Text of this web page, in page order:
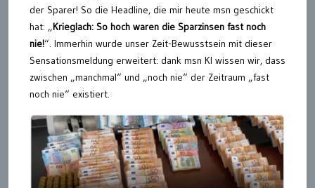
der Sparer! So die Headline, die mir heute msn geschickt
hat: „Krieglach: So hoch waren die Sparzinsen fast noch
nie!“. Immerhin wurde unser Zeit-Bewusstsein mit dieser
Sensationsmeldung erweitert: dank msn KI wissen wir, dass
zwischen „manchmal“ und „noch nie“ der Zeitraum „fast
noch nie“ existiert.